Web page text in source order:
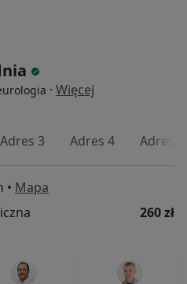
· Więcej
Adres 3 Adres 4 Adres 5
• Mapa
260 zł